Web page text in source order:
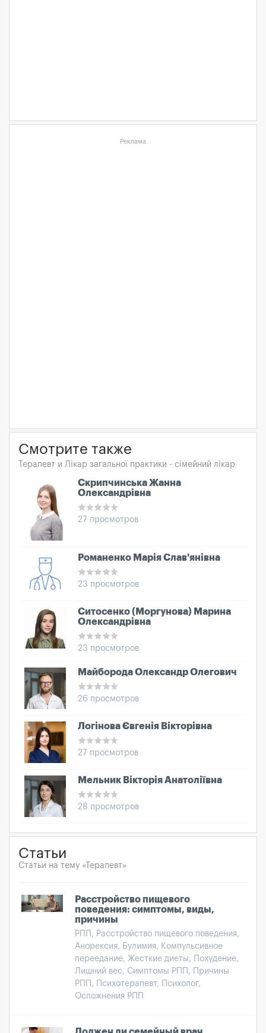
Реклама
Смотрите также
Терапевт и Лікар загальної практики - сімейний лікар
Скрипчинська Жанна
Олександрівна
27 просмотров
Романенко Марія Слав'янівна
23 просмотров
Ситосенко (Моргунова) Марина
Олександрівна
23 просмотров
Майборода Олександр Олегович
26 просмотров
Логінова Євгенія Вікторівна
27 просмотров
Мельник Вікторія Анатоліївна
28 просмотров
Статьи
Статьи на тему «Терапевт»
Расстройство пищевого
поведения: симптомы, виды,
причины
РПП, Расстройство пищевого поведения,
Анорексия, Булимия, Компульсивное
переедание, Жесткие диеты, Похудение,
Лишний вес, Симптомы РПП, Причины
РПП, Психотерапевт, Психолог,
Осложнения РПП